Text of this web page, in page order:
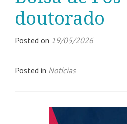
doutorado
Posted on 19/05/2026
Posted in Notícias